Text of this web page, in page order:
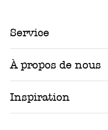
Service
À propos de nous
Inspiration